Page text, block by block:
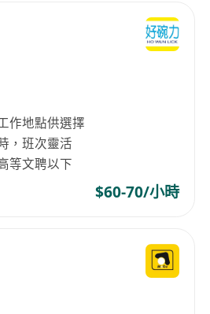
作地點供選擇
，班次靈活
等文聘以下
$60-70/小時